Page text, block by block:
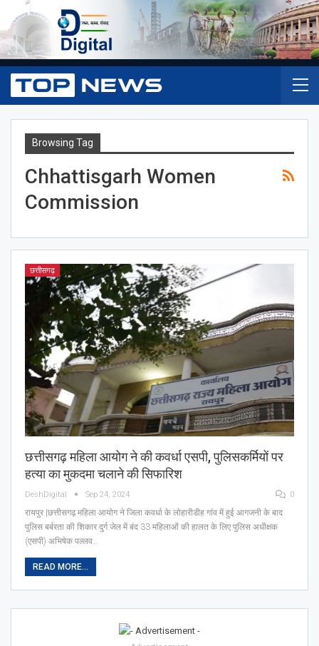
Browsing Tag
Chhattisgarh Women
Commission
छत्तीसगढ़
छत्तीसगढ़ महिला आयोग ने की कवर्धा एसपी, पुलिसकर्मियों पर
हत्या का मुकदमा चलाने की सिफारिश
DeshDigital Sep 24, 2024 0
रायपुर |छत्तीसगढ़ महिला आयोग ने जिला कवर्धा के लोहारीडीह गांव में हुई आगजनी के बाद
पुलिस बर्बरता की शिकार दुर्ग जेल में बंद 33 महिलाओं की हालत के लिए पुलिस अधीक्षक
(एसपी) अभिषेक पल्लव…
READ MORE...